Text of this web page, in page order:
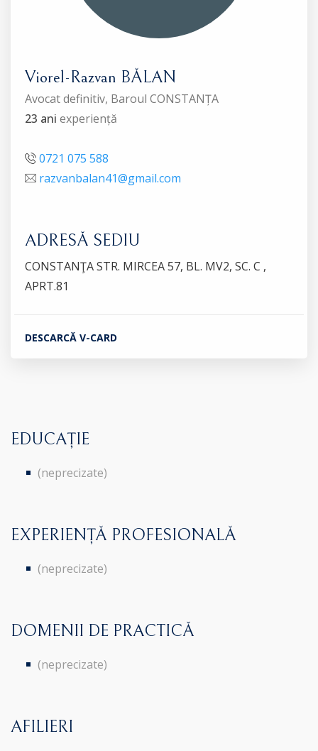
Viorel-Razvan BĂLAN
Avocat definitiv, Baroul CONSTANȚA
23 ani experiență
0721 075 588
razvanbalan41@gmail.com
ADRESĂ SEDIU
CONSTANŢA STR. MIRCEA 57, BL. MV2, SC. C ,
APRT.81
DESCARCĂ V-CARD
EDUCAȚIE
(neprecizate)
EXPERIENȚĂ PROFESIONALĂ
(neprecizate)
DOMENII DE PRACTICĂ
(neprecizate)
AFILIERI